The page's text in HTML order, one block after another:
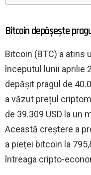
Bitcoin depășește
Bitcoin (BTC) a atins
începutul lunii aprilie
depășit pragul de
a văzut prețul
de 39.309 USD la un
Această creștere a
a pieței bitcoin la
întreaga cripto-